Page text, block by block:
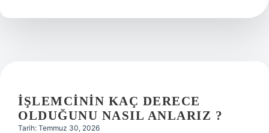
zaman
İŞLEMCININ KAÇ DERECE
OLDUĞUNU NASIL ANLARIZ ?
Tarih: Temmuz 30, 2026